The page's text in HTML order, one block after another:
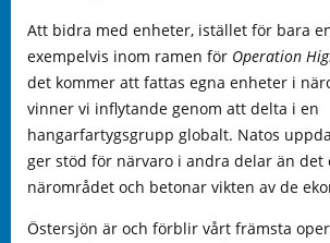
Att bidra med enheter, istället för bara
exempelvis inom ramen för Operation
det kommer att fattas egna enheter i
vinner vi inflytande genom att delta i en
hangarfartygsgrupp globalt. Natos
ger stöd för närvaro i andra delar än det
närområdet och betonar vikten av de
Östersjön är och förblir vårt främsta